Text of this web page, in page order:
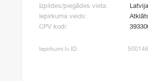
Izpildes/piegādes vieta:
Iepirkuma veids:
CPV kodi:
Iepirkumi.lv ID: